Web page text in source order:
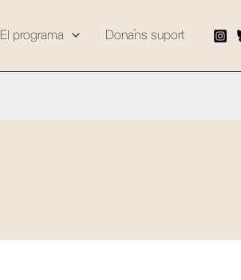
El programa Dona’ns suport